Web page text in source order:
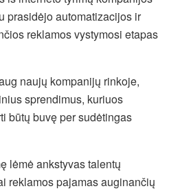
prasidėjo automatizacijos ir
reklamos vystymosi etapas
naujų kompanijų rinkoje,
sprendimus, kuriuos
būtų buvę per sudėtingas
lėmė ankstyvas talentų
reklamos pajamas auginančių